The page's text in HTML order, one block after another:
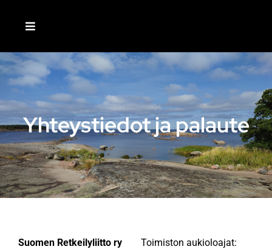
Toggle
ETUSIVU
LIITY JÄSENEKSI
MEISTÄ
AJANKOHTAISTA
Yhteystiedot ja palaute
Suomen Retkeilyliitto ry
Toimiston aukioloajat: